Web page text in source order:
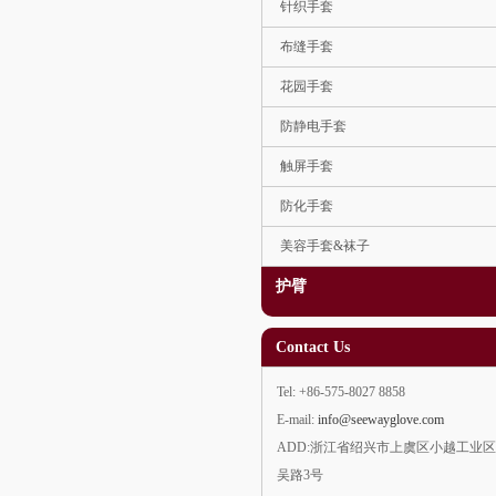
针织手套
布缝手套
花园手套
防静电手套
触屏手套
防化手套
美容手套&袜子
护臂
Contact Us
Tel: +86-575-8027 8858
E-mail: info@seewayglove.com
ADD:浙江省绍兴市上虞区小越工业
吴路3号